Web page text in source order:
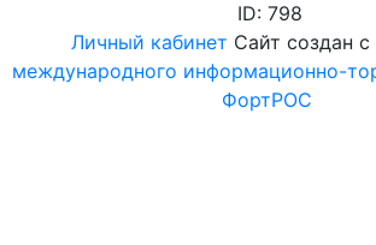
ID: 798
Личный кабинет Сайт создан
международного информационно-
ФортРОС